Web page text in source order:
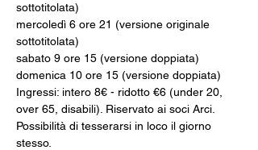
sottotitolata)
mercoledì 6 ore 21 (versione originale
sottotitolata)
sabato 9 ore 15 (versione doppiata)
domenica 10 ore 15 (versione doppiata)
Ingressi: intero 8€ - ridotto €6 (under 20,
over 65, disabili). Riservato ai soci Arci.
Possibilità di tesserarsi in loco il giorno
stesso.